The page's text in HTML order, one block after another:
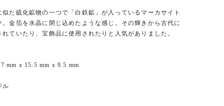
似た硫化鉱物の一つで「白鉄鉱」が入っているマーカサイト
。金箔を水晶に閉じ込めたような感じ。その輝きから古代に
れていたり、宝飾品に使用されたりと人気がありました。
mm x 15.5 mm x 9.5 mm
ル